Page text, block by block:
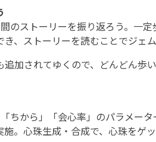
のストーリーを振り返ろう。一定
、ストーリーを読むことでジェム
加されてゆくので、どんどん歩
ちから」「会心率」のパラメー
。心珠生成・合成で、心珠をゲッ